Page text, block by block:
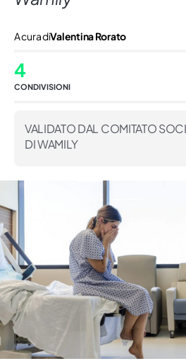
A cura diValentina Rorato
4
CONDIVISIONI
VALIDATO DAL COMITATO
DI WAMILY